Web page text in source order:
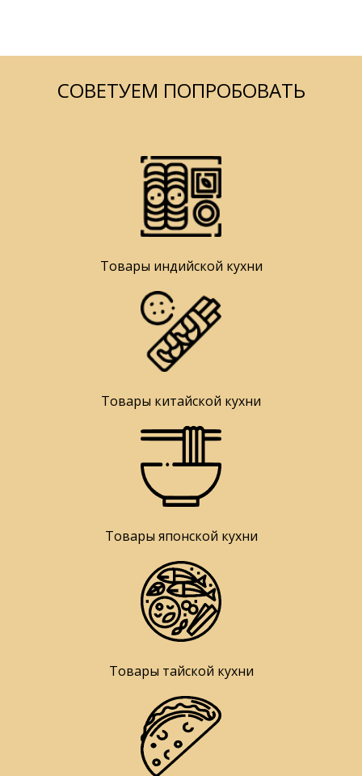
СОВЕТУЕМ ПОПРОБОВАТЬ
Товары индийской кухни
Товары китайской кухни
Товары японской кухни
Товары тайской кухни